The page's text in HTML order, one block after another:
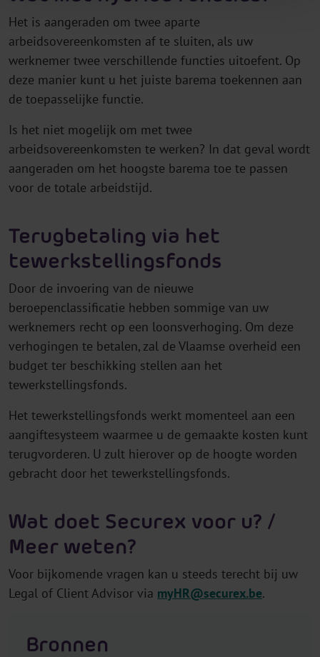
Het is aangeraden om twee aparte
arbeidsovereenkomsten af te sluiten, als uw
werknemer twee verschillende functies uitoefent. Op
deze manier kunt u het juiste barema toekennen aan
de toepasselijke functie.
Is het niet mogelijk om met twee
arbeidsovereenkomsten te werken? In dat geval wordt
aangeraden om het hoogste barema toe te passen
voor de totale arbeidstijd.
Terugbetaling via het
tewerkstellingsfonds
Door de invoering van de nieuwe
beroepenclassificatie hebben sommige van uw
werknemers recht op een loonsverhoging. Om deze
verhogingen te betalen, zal de Vlaamse overheid een
budget ter beschikking stellen aan het
tewerkstellingsfonds.
Het tewerkstellingsfonds werkt momenteel aan een
aangiftesysteem waarmee u de gemaakte kosten kunt
terugvorderen. U zult hierover op de hoogte worden
gebracht door het tewerkstellingsfonds.
Wat doet Securex voor u? /
Meer weten?
Voor bijkomende vragen kan u steeds terecht bij uw
Legal of Client Advisor via myHR@securex.be.
Bronnen